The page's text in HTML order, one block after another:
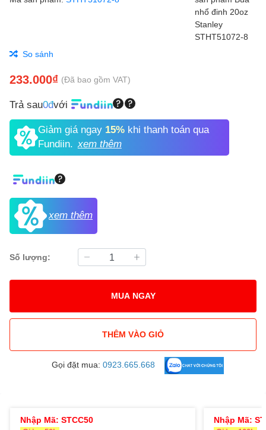
So sánh
233.000₫ (Đã bao gồm VAT)
Trả sau0đvới
Giảm giá ngay 15%khi thanh toán qua
Fundiin. xem thêm
xem thêm
Số lượng:
MUA NGAY
THÊM VÀO GIỎ
Gọi đặt mua: 0923.665.668
Nhập Mã: STCC50 Nhập Mã: